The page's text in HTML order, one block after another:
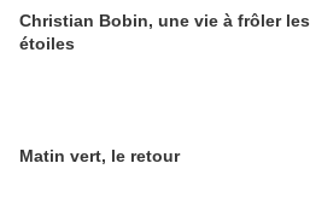
Christian Bobin, une vie à frôler les
étoiles
Matin vert, le retour